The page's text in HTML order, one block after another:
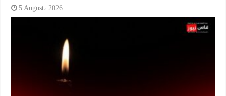
5 August، 2026